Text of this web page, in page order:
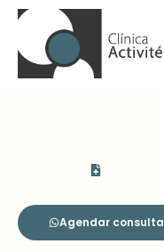
Agendar consulta